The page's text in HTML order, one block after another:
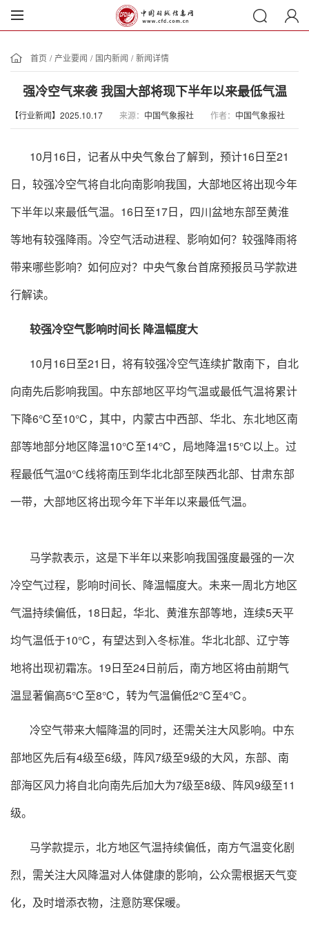
首页 / 产业要闻 / 国内新闻 / 新闻详情
强冷空气来袭 我国大部将现下半年以来最低气温
【行业新闻】2025.10.17 来源： 中国气象报社 作者： 中国气象报社
10月16日，记者从中央气象台了解到，预计16日至21
日，较强冷空气将自北向南影响我国，大部地区将出现今年
下半年以来最低气温。16日至17日，四川盆地东部至黄淮
等地有较强降雨。冷空气活动进程、影响如何？较强降雨将
带来哪些影响？如何应对？中央气象台首席预报员马学款进
行解读。
较强冷空气影响时间长 降温幅度大
10月16日至21日，将有较强冷空气连续扩散南下，自北
向南先后影响我国。中东部地区平均气温或最低气温将累计
下降6℃至10℃，其中，内蒙古中西部、华北、东北地区南
部等地部分地区降温10℃至14℃，局地降温15℃以上。过
程最低气温0℃线将南压到华北北部至陕西北部、甘肃东部
一带，大部地区将出现今年下半年以来最低气温。
马学款表示，这是下半年以来影响我国强度最强的一次
冷空气过程，影响时间长、降温幅度大。未来一周北方地区
气温持续偏低，18日起，华北、黄淮东部等地，连续5天平
均气温低于10℃，有望达到入冬标准。华北北部、辽宁等
地将出现初霜冻。19日至24日前后，南方地区将由前期气
温显著偏高5℃至8℃，转为气温偏低2℃至4℃。
冷空气带来大幅降温的同时，还需关注大风影响。中东
部地区先后有4级至6级，阵风7级至9级的大风，东部、南
部海区风力将自北向南先后加大为7级至8级、阵风9级至11
级。
马学款提示，北方地区气温持续偏低，南方气温变化剧
烈，需关注大风降温对人体健康的影响，公众需根据天气变
化，及时增添衣物，注意防寒保暖。